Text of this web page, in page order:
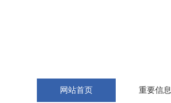
网站首页 重要信息